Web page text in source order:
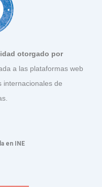
otorgado por
a las plataformas web
internacionales de
en INE